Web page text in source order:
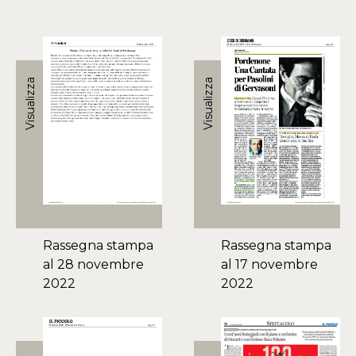
Visualizza
Rassegna stampa
al 28 novembre
2022
Visualizza
Rassegna stampa
al 17 novembre
2022